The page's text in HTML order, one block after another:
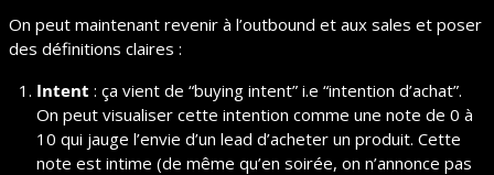
On peut maintenant revenir à l’outbound et aux sales et poser
des définitions claires :
Intent : ça vient de “buying intent” i.e “intention d’achat”.
On peut visualiser cette intention comme une note de 0 à
10 qui jauge l’envie d’un lead d’acheter un produit. Cette
note est intime (de même qu’en soirée, on n’annonce pas